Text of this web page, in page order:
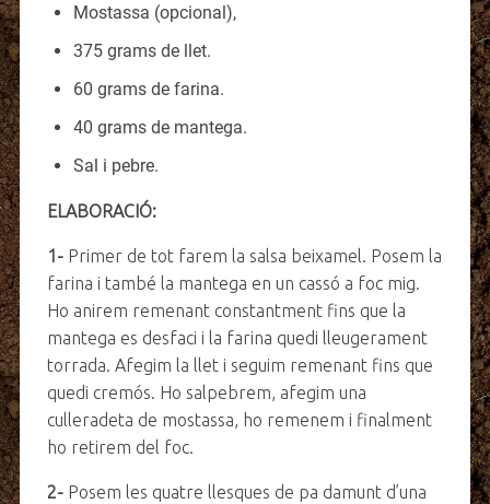
Mostassa (opcional),
375 grams de llet.
60 grams de farina.
40 grams de mantega.
Sal i pebre.
ELABORACIÓ:
1- Primer de tot farem la salsa beixamel. Posem la
farina i també la mantega en un cassó a foc mig.
Ho anirem remenant constantment fins que la
mantega es desfaci i la farina quedi lleugerament
torrada. Afegim la llet i seguim remenant fins que
quedi cremós. Ho salpebrem, afegim una
culleradeta de mostassa, ho remenem i finalment
ho retirem del foc.
2- Posem les quatre llesques de pa damunt d’una